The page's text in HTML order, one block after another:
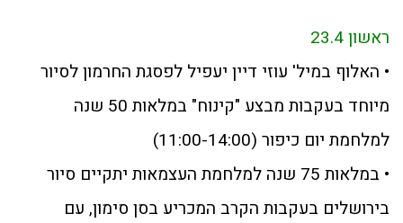
ראשון 23.4
• האלוף במיל' עוזי דיין יעפיל לפסגת החרמון לסיור
מיוחד בעקבות מבצע "קינוח" במלאות 50 שנה
למלחמת יום כיפור (11:00-14:00)
• במלאות 75 שנה למלחמת העצמאות יתקיים סיור
בירושלים בעקבות הקרב המכריע בסן סימון, עם